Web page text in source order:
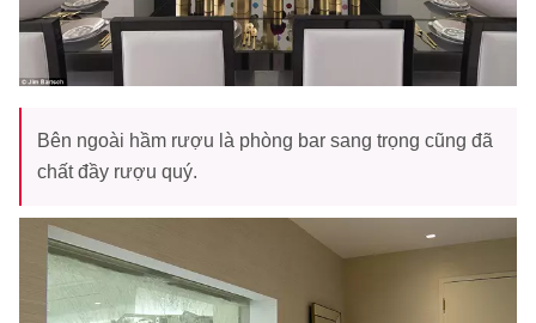
Bên ngoài hầm rượu là phòng bar sang trọng cũng đã
chất đầy rượu quý.